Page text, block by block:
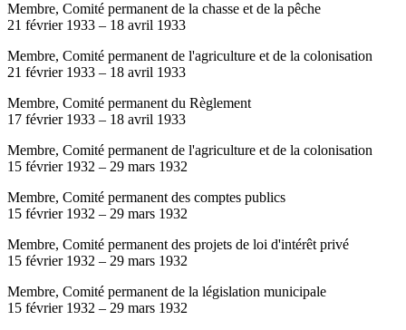
Membre, Comité permanent de la chasse et de la pêche
21 février 1933 – 18 avril 1933
Membre, Comité permanent de l'agriculture et de la colonisation
21 février 1933 – 18 avril 1933
Membre, Comité permanent du Règlement
17 février 1933 – 18 avril 1933
Membre, Comité permanent de l'agriculture et de la colonisation
15 février 1932 – 29 mars 1932
Membre, Comité permanent des comptes publics
15 février 1932 – 29 mars 1932
Membre, Comité permanent des projets de loi d'intérêt privé
15 février 1932 – 29 mars 1932
Membre, Comité permanent de la législation municipale
15 février 1932 – 29 mars 1932